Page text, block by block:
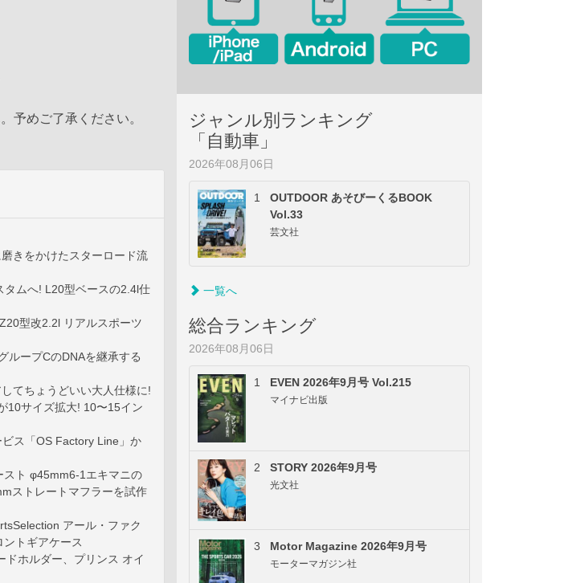
予めご了承ください。
きをかけたスターロード流
タムへ! L20型ベースの2.4l仕
型改2.2l リアルスポーツ
ループCのDNAを継承する
てちょうどいい大人仕様に!
10サイズ拡大! 10〜15イン
ス「OS Factory Line」か
スト φ45mm6-1エキマニの
ストレートマフラーを試作
アール・ファク
ントギアケース
ドホルダー、プリンス オイ
ジャンル別ランキング
「自動車」
2026年08月06日
1
OUTDOOR あそびーくるBOOK
Vol.33
芸文社
一覧へ
総合ランキング
2026年08月06日
1 EVEN 2026年9月号 Vol.215
マイナビ出版
2 STORY 2026年9月号
光文社
3 Motor Magazine 2026年9月号
モーターマガジン社